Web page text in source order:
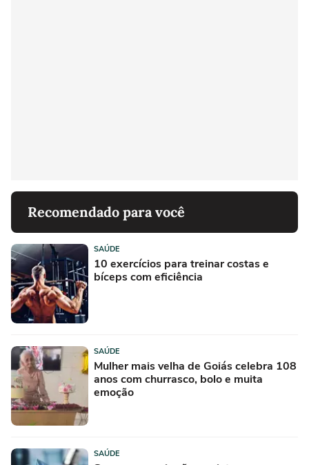
Recomendado para você
SAÚDE
10 exercícios para treinar costas e
bíceps com eficiência
SAÚDE
Mulher mais velha de Goiás celebra 108
anos com churrasco, bolo e muita
emoção
SAÚDE